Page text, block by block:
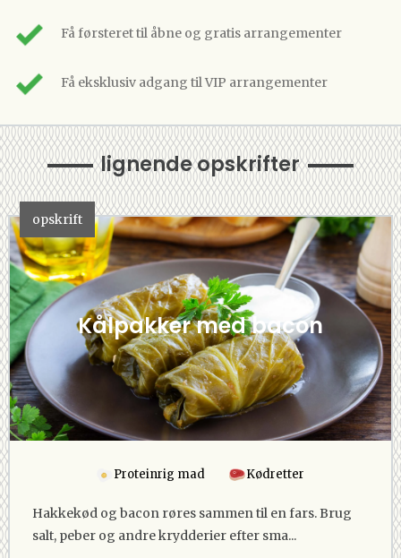
Få førsteret til åbne og gratis arrangementer
Få eksklusiv adgang til VIP arrangementer
lignende opskrifter
opskrift
Kålpakker med bacon
Proteinrig mad Kødretter
Hakkekød og bacon røres sammen til en fars. Brug
salt, peber og andre krydderier efter sma...